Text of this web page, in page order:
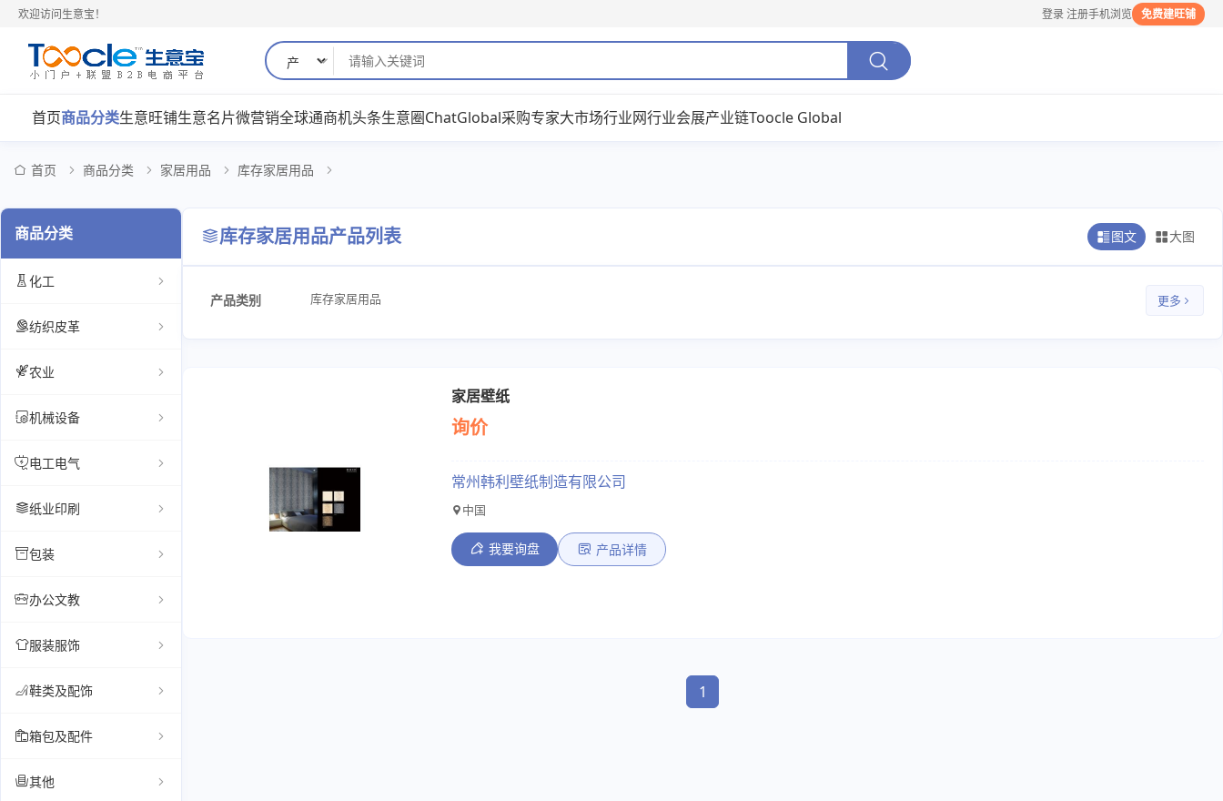
欢迎访问生意宝！ 登录 注册手机浏览 免费建旺铺
首页商品分类生意旺铺生意名片微营销全球通商机头条生意圈ChatGlobal采购专家大市场行业网行业会展产业链Toocle Global
首页 商品分类 家居用品 库存家居用品
商品分类
化工
纺织皮革
农业
机械设备
电工电气
纸业印刷
包装
办公文教
服装服饰
鞋类及配饰
箱包及配件
其他
库存家居用品产品列表 图文 大图
产品类别 库存家居用品 更多
家居壁纸
询价
常州韩利壁纸制造有限公司
中国
我要询盘 产品详情
1